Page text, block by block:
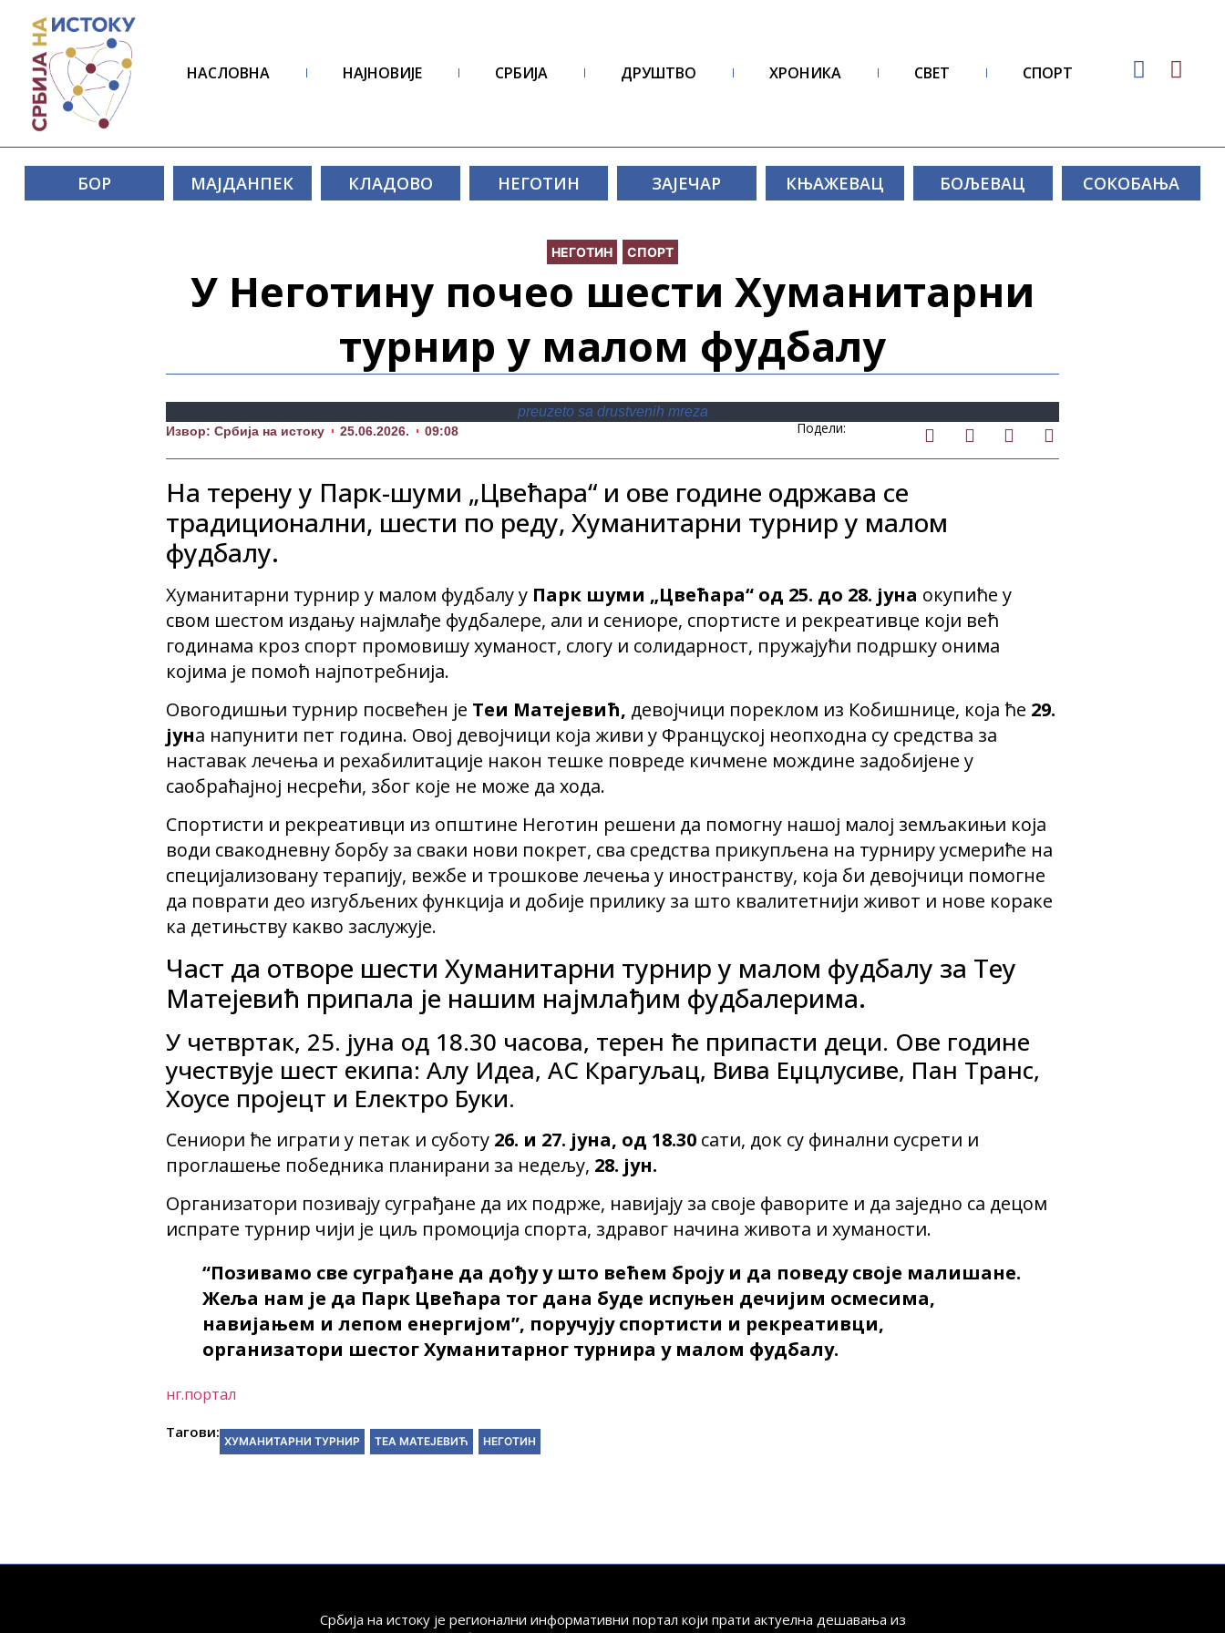
НАСЛОВНА НАЈНОВИЈЕ СРБИЈА ДРУШТВО ХРОНИКА СВЕТ СПОРТ
БОР МАЈДАНПЕК КЛАДОВО НЕГОТИН ЗАЈЕЧАР КЊАЖЕВАЦ БОЉЕВАЦ СОКОБАЊА
НЕГОТИН СПОРТ
У Неготину почео шести Хуманитарни
турнир у малом фудбалу
preuzeto sa drustvenih mreza
Извор: Србија на истоку 25.06.2026. 09:08 Подели:
На терену у Парк-шуми „Цвећара“ и ове године одржава се
традиционални, шести по реду, Хуманитарни турнир у малом
фудбалу.
Хуманитарни турнир у малом фудбалу у Парк шуми „Цвећара“ од 25. до 28. јуна окупиће у
свом шестом издању најмлађе фудбалере, али и сениоре, спортисте и рекреативце који већ
годинама кроз спорт промовишу хуманост, слогу и солидарност, пружајући подршку онима
којима је помоћ најпотребнија.
Овогодишњи турнир посвећен је Теи Матејевић, девојчици пореклом из Кобишнице, која ће 29.
јуна напунити пет година. Овој девојчици која живи у Француској неопходна су средства за
наставак лечења и рехабилитације након тешке повреде кичмене мождине задобијене у
саобраћајној несрећи, због које не може да хода.
Спортисти и рекреативци из општине Неготин решени да помогну нашој малој земљакињи која
води свакодневну борбу за сваки нови покрет, сва средства прикупљена на турниру усмериће на
специјализовану терапију, вежбе и трошкове лечења у иностранству, која би девојчици помогне
да поврати део изгубљених функција и добије прилику за што квалитетнији живот и нове кораке
ка детињству какво заслужује.
Част да отворе шести Хуманитарни турнир у малом фудбалу за Теу
Матејевић припала је нашим најмлађим фудбалерима.
У четвртак, 25. јуна од 18.30 часова, терен ће припасти деци. Ове године
учествује шест екипа: Алу Идеа, АС Крагуљац, Вива Еџцлусиве, Пан Транс,
Хоусе пројецт и Електро Буки.
Сениори ће играти у петак и суботу 26. и 27. јуна, од 18.30 сати, док су финални сусрети и
проглашење победника планирани за недељу, 28. јун.
Организатори позивају суграђане да их подрже, навијају за своје фаворите и да заједно са децом
испрате турнир чији је циљ промоција спорта, здравог начина живота и хуманости.
“Позивамо све суграђане да дођу у што већем броју и да поведу своје малишане.
Жеља нам је да Парк Цвећара тог дана буде испуњен дечијим осмесима,
навијањем и лепом енергијом”, поручују спортисти и рекреативци,
организатори шестог Хуманитарног турнира у малом фудбалу.
нг.портал
Тагови:
ХУМАНИТАРНИ ТУРНИР ТЕА МАТЕЈЕВИЋ НЕГОТИН
Србија на истоку је регионални информативни портал који прати актуелна дешавања из